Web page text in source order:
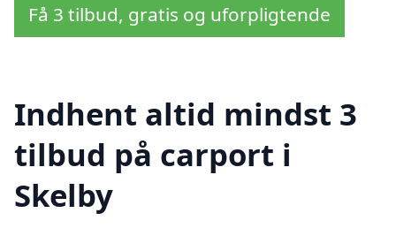
Få 3 tilbud, gratis og uforpligtende
Indhent altid mindst 3
tilbud på carport i
Skelby